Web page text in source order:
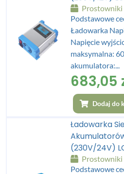
Prostowniki
Podstawowe
Ładowarka
Napięcie
maksymalna:
akumulatora:...
683,05
Dodaj do
Ładowarka
(230V/24V)
Prostowniki
Podstawowe